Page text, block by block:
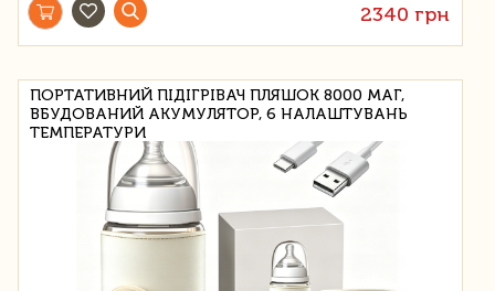
2340 грн
ПОРТАТИВНИЙ ПІДІГРІВАЧ ПЛЯШОК 8000 МАГ,
ВБУДОВАНИЙ АКУМУЛЯТОР, 6 НАЛАШТУВАНЬ
ТЕМПЕРАТУРИ